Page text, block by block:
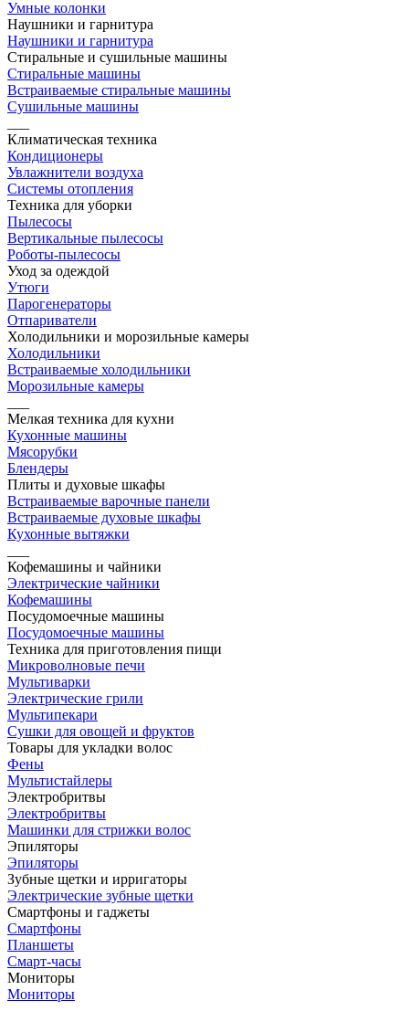
Умные колонки
Наушники и гарнитура
Наушники и гарнитура
Стиральные и сушильные машины
Стиральные машины
Встраиваемые стиральные машины
Сушильные машины
Климатическая техника
Кондиционеры
Увлажнители воздуха
Системы отопления
Техника для уборки
Пылесосы
Вертикальные пылесосы
Роботы-пылесосы
Уход за одеждой
Утюги
Парогенераторы
Отпариватели
Холодильники и морозильные камеры
Холодильники
Встраиваемые холодильники
Морозильные камеры
Мелкая техника для кухни
Кухонные машины
Мясорубки
Блендеры
Плиты и духовые шкафы
Встраиваемые варочные панели
Встраиваемые духовые шкафы
Кухонные вытяжки
Кофемашины и чайники
Электрические чайники
Кофемашины
Посудомоечные машины
Посудомоечные машины
Техника для приготовления пищи
Микроволновые печи
Мультиварки
Электрические грили
Мультипекари
Сушки для овощей и фруктов
Товары для укладки волос
Фены
Мультистайлеры
Электробритвы
Электробритвы
Машинки для стрижки волос
Эпиляторы
Эпиляторы
Зубные щетки и ирригаторы
Электрические зубные щетки
Смартфоны и гаджеты
Смартфоны
Планшеты
Смарт-часы
Мониторы
Мониторы